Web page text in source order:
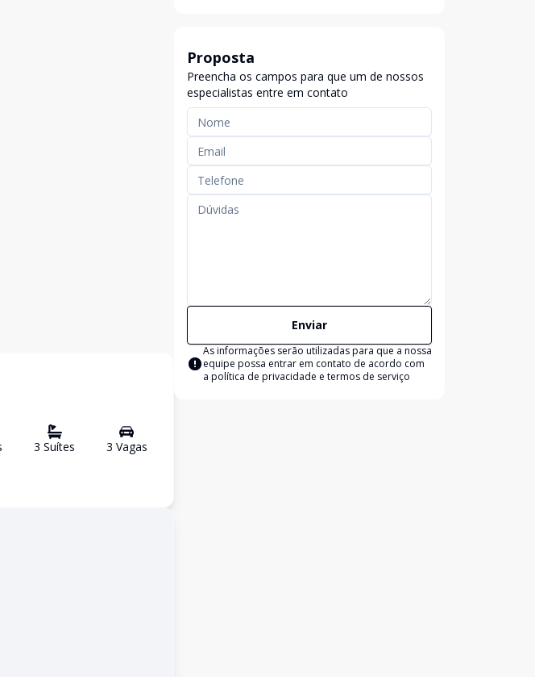
3 Suítes 3 Vagas
Proposta
Preencha os campos para que um de nossos
especialistas entre em contato
Enviar
As informações serão utilizadas para que a nossa
equipe possa entrar em contato de acordo com
a política de privacidade e termos de serviço